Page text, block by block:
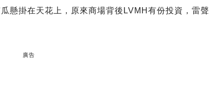
懸掛在天花上，原來商場背後LVMH有份投資，雷聲
廣告